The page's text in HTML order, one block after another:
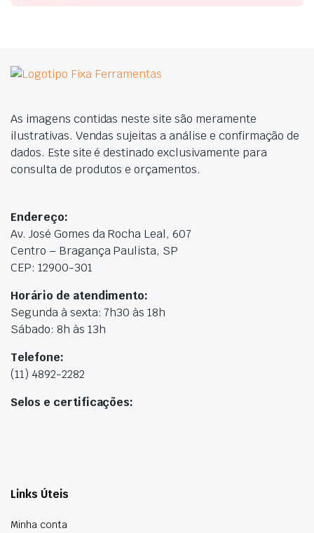
As imagens contidas neste site são meramente
ilustrativas. Vendas sujeitas a análise e confirmação de
dados. Este site é destinado exclusivamente para
consulta de produtos e orçamentos.
Endereço:
Av. José Gomes da Rocha Leal, 607
Centro – Bragança Paulista, SP
CEP: 12900-301
Horário de atendimento:
Segunda à sexta: 7h30 às 18h
Sábado: 8h às 13h
Telefone:
(11) 4892-2282
Selos e certificações:
Links Úteis
Minha conta